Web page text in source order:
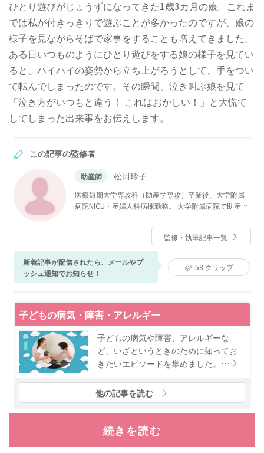
ひとり遊びがじょうずになってきた1歳3カ月の娘。これま
では私が付きっきりで遊ぶことが多かったのですが、娘の
様子を見ながらそばで家事をすることも増えてきました。
ある日いつものようにひとり遊びをする娘の様子を見てい
ると、ハイハイの姿勢から立ち上がろうとして、手をつい
て転んでしまったのです。その瞬間、泣き叫ぶ娘を見て
「泣き方がいつもと違う！ これはおかしい！」と大慌て
してしまった出来事をお伝えします。
この記事の監修者
助産師 松田玲子
医療短期大学専攻科（助産学専攻）卒業後、大学附属
病院NICU・産婦人科病棟勤務。 大学附属病院で助産師
程修了。その後、私立大学看護学部母性看護学助教を
経て、現在ベビーカレンダーで医療系の記事執筆・監
修に携わる。
監修・執筆記事一覧
新着記事が配信されたら、メールやプ
ッシュ通知でお知らせ！
58 クリップ
子どもの病気・障害・アレルギー
子どもの病気や障害、アレルギーな
ど、いざというときのために知ってお
きたいエピソードを集めました。…
他の記事を読む
続きを読む